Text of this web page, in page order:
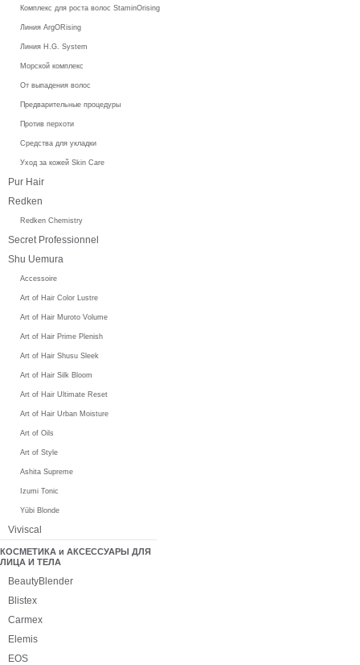
Комплекс для роста волос StaminOrising
Линия ArgORising
Линия H.G. System
Морской комплекс
От выпадения волос
Предварительные процедуры
Против перхоти
Средства для укладки
Уход за кожей Skin Care
Pur Hair
Redken
Redken Chemistry
Secret Professionnel
Shu Uemura
Accessoire
Art of Hair Color Lustre
Art of Hair Muroto Volume
Art of Hair Prime Plenish
Art of Hair Shusu Sleek
Art of Hair Silk Bloom
Art of Hair Ultimate Reset
Art of Hair Urban Moisture
Art of Oils
Art of Style
Ashita Supreme
Izumi Tonic
Yūbi Blonde
Viviscal
КОСМЕТИКА и АКСЕССУАРЫ ДЛЯ
ЛИЦА И ТЕЛА
BeautyBlender
Blistex
Carmex
Elemis
EOS